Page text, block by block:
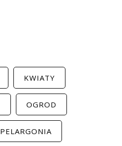
KWIATY
OGROD
PELARGONIA